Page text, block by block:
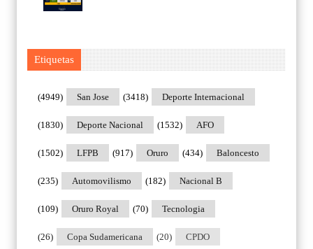
Etiquetas
San Jose
(4949) Deporte Internacional
(3418)
Deporte Nacional
(1830) AFO
(1532)
LFPB
(1502) Oruro
(917) Baloncesto
(434)
Automovilismo
(235) Nacional B
(182)
Oruro Royal
(109) Tecnologia
(70)
Copa Sudamericana
(26) CPDO
(20)